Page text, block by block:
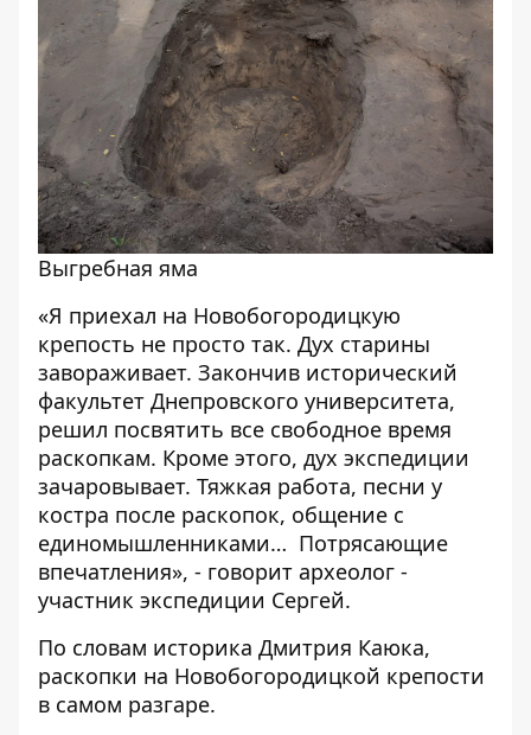
Выгребная яма
«Я приехал на Новобогородицкую
крепость не просто так. Дух старины
завораживает. Закончив исторический
факультет Днепровского университета,
решил посвятить все свободное время
раскопкам. Кроме этого, дух экспедиции
зачаровывает. Тяжкая работа, песни у
костра после раскопок, общение с
единомышленниками… Потрясающие
впечатления», - говорит археолог -
участник экспедиции Сергей.
По словам историка Дмитрия Каюка,
раскопки на Новобогородицкой крепости
в самом разгаре.